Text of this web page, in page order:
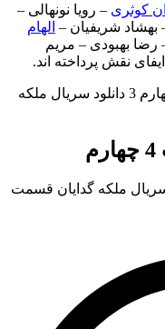
کوثری – رویا نونهالی –
بهشاد شریفیان – الهام
بهبودی – مریم
نقش پرداخته اند.
سریال ملکه گدایان قسمت